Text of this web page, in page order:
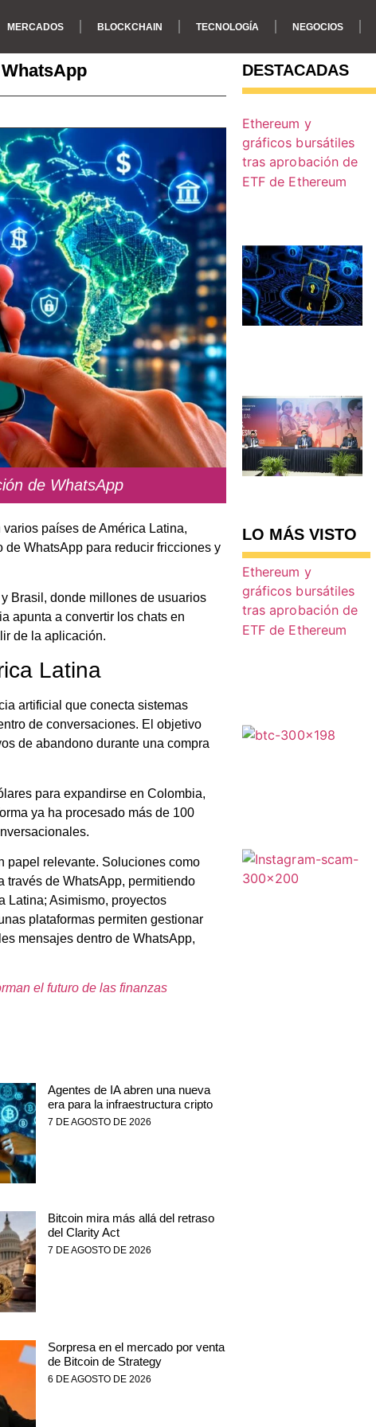
MERCADOS BLOCKCHAIN TECNOLOGÍA NEGOCIOS
de WhatsApp
países de América Latina,
WhatsApp para reducir fricciones y
Brasil, donde millones de usuarios
apunta a convertir los chats en
de la aplicación.
Latina
artificial que conecta sistemas
de conversaciones. El objetivo
de abandono durante una compra
para expandirse en Colombia,
ya ha procesado más de 100
papel relevante. Soluciones como
través de WhatsApp, permitiendo
Latina; Asimismo, proyectos
plataformas permiten gestionar
mensajes dentro de WhatsApp,
el futuro de las finanzas
Agentes de IA abren una nueva
era para la infraestructura cripto
7 DE AGOSTO DE 2026
Bitcoin mira más allá del retraso
del Clarity Act
7 DE AGOSTO DE 2026
Sorpresa en el mercado por venta
de Bitcoin de Strategy
6 DE AGOSTO DE 2026
DESTACADAS
LO MÁS VISTO